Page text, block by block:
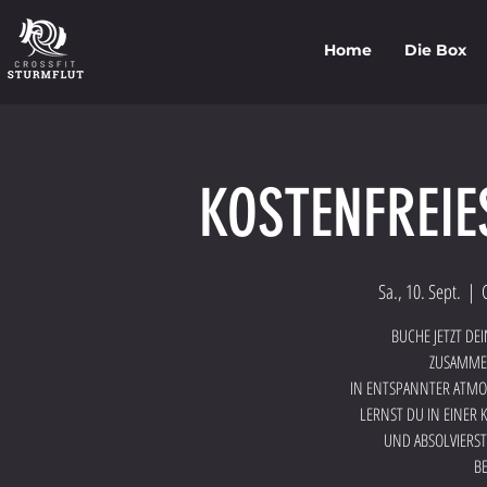
Home Die Box
Sa., 10. Sept.
  |
BUCHE JETZT
IN ENTSPANNTER
LERNST DU IN EINER
UND